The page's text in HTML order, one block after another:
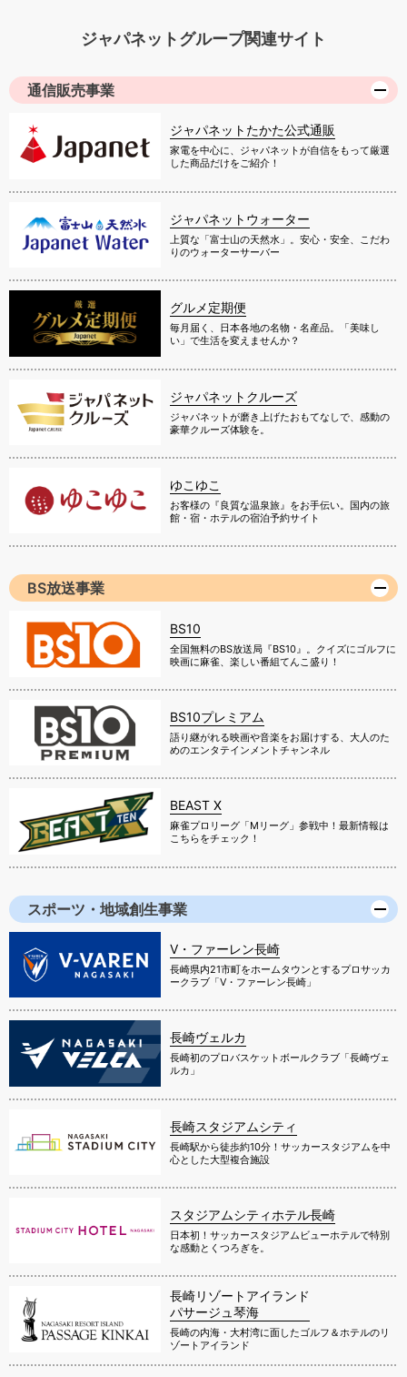
ジャパネットグループ関連サイト
通信販売事業
ジャパネットたかた公式通販
家電を中心に、ジャパネットが自信をもって厳選
した商品だけをご紹介！
ジャパネットウォーター
上質な「富士山の天然水」。安心・安全、こだわ
りのウォーターサーバー
グルメ定期便
毎月届く、日本各地の名物・名産品。「美味し
い」で生活を変えませんか？
ジャパネットクルーズ
ジャパネットが磨き上げたおもてなしで、感動の
豪華クルーズ体験を。
ゆこゆこ
お客様の『良質な温泉旅』をお手伝い。国内の旅
館・宿・ホテルの宿泊予約サイト
BS放送事業
BS10
全国無料のBS放送局『BS10』。クイズにゴルフに
映画に麻雀、楽しい番組てんこ盛り！
BS10プレミアム
語り継がれる映画や音楽をお届けする、大人のた
めのエンタテインメントチャンネル
BEAST X
麻雀プロリーグ「Mリーグ」参戦中！最新情報は
こちらをチェック！
スポーツ・地域創生事業
V・ファーレン長崎
長崎県内21市町をホームタウンとするプロサッカ
ークラブ「V・ファーレン長崎」
長崎ヴェルカ
長崎初のプロバスケットボールクラブ「長崎ヴェ
ルカ」
長崎スタジアムシティ
長崎駅から徒歩約10分！サッカースタジアムを中
心とした大型複合施設
スタジアムシティホテル長崎
日本初！サッカースタジアムビューホテルで特別
な感動とくつろぎを。
長崎リゾートアイランド
パサージュ琴海
長崎の内海・大村湾に面したゴルフ＆ホテルのリ
ゾートアイランド